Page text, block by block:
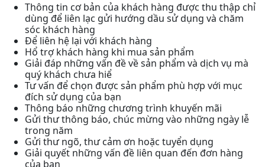
Thông tin cơ bản của khách hàng được thu thập chỉ
dùng để liên lạc gửi hướng dầu sử dụng và chăm
sóc khách hàng
Để liên hệ lại với khách hàng
Hổ trợ khách hàng khi mua sản phẩm
Giải đáp những vấn đề về sản phẩm và dịch vụ mà
quý khách chưa hiể
Tư vấn để chọn được sản phẩm phù hợp với mục
đích sử dụng của bạn
Thông báo những chương trình khuyến mãi
Gửi thư thông báo, chúc mừng vào những ngày lễ
trong năm
Gửi thư ngõ, thư cảm ơn hoặc tuyển dụng
Giải quyết những vấn đề liên quan đến đơn hàng
của bạn